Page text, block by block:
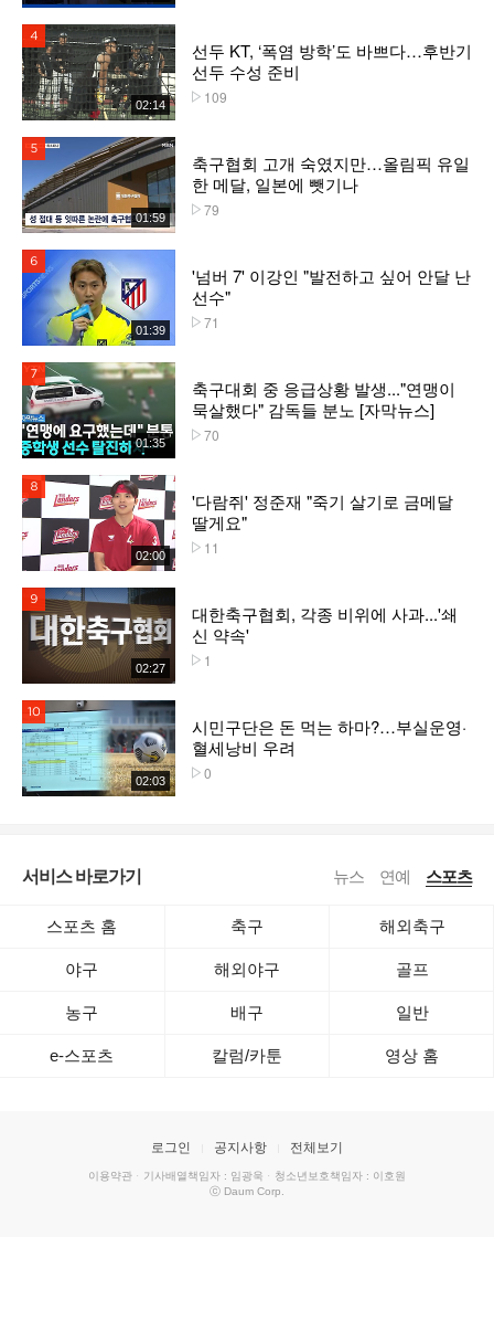
02:14
선두 KT, ‘폭염 방학’도 바쁘다…후반기
선두 수성 준비
109
01:59
축구협회 고개 숙였지만…올림픽 유일
한 메달, 일본에 뺏기나
79
01:39
'넘버 7' 이강인 "발전하고 싶어 안달 난
선수"
71
01:35
축구대회 중 응급상황 발생..."연맹이
묵살했다" 감독들 분노 [자막뉴스]
70
02:00
'다람쥐' 정준재 "죽기 살기로 금메달
딸게요"
11
02:27
대한축구협회, 각종 비위에 사과...'쇄
신 약속'
1
02:03
시민구단은 돈 먹는 하마?…부실운영·
혈세낭비 우려
0
서비스 바로가기 뉴스 연예 스포츠
스포츠 홈 축구 해외축구
야구 해외야구 골프
농구 배구 일반
e-스포츠 칼럼/카툰 영상 홈
로그인 공지사항 전체보기
이용약관 · 기사배열책임자 : 임광욱 · 청소년보호책임자 : 이호원
ⓒ Daum Corp.